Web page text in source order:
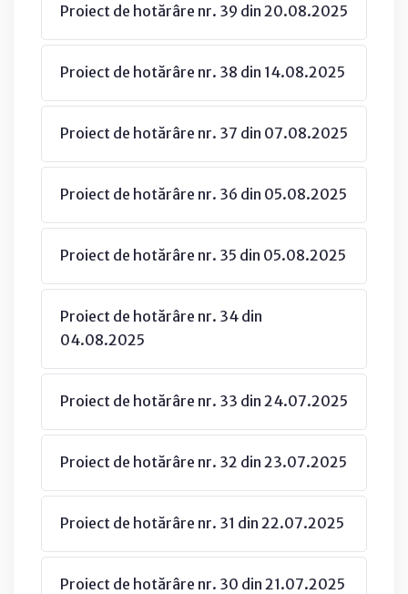
Proiect de hotărâre nr. 39 din 20.08.2025
Proiect de hotărâre nr. 38 din 14.08.2025
Proiect de hotărâre nr. 37 din 07.08.2025
Proiect de hotărâre nr. 36 din 05.08.2025
Proiect de hotărâre nr. 35 din 05.08.2025
Proiect de hotărâre nr. 34 din
04.08.2025
Proiect de hotărâre nr. 33 din 24.07.2025
Proiect de hotărâre nr. 32 din 23.07.2025
Proiect de hotărâre nr. 31 din 22.07.2025
Proiect de hotărâre nr. 30 din 21.07.2025